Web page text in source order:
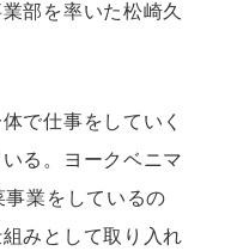
部を率いた松崎久
で仕事をしていく
る。ヨークベニマ
業をしているの
みとして取り入れ